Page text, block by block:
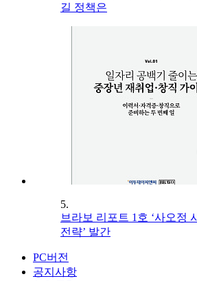
길 정책은
5.
브라보 리포트 1호 ‘사오정
전략’ 발간
PC버전
공지사항